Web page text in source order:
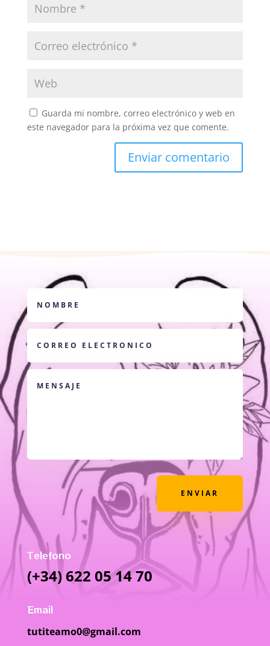
Guarda mi nombre, correo electrónico y web en
este navegador para la próxima vez que comente.
ENVIAR
Telefono
(+34) 622 05 14 70
Email
tutiteamo0@gmail.com